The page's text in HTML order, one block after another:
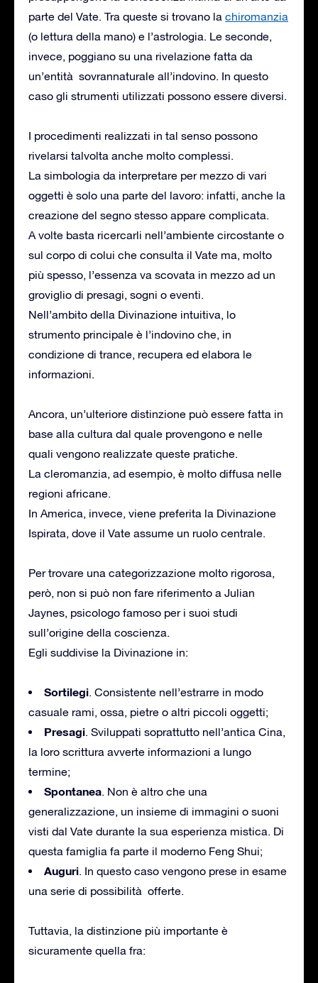
parte del Vate. Tra queste si trovano la chiromanzia
(o lettura della mano) e l’astrologia. Le seconde,
invece, poggiano su una rivelazione fatta da
un’entità sovrannaturale all’indovino. In questo
caso gli strumenti utilizzati possono essere diversi.
I procedimenti realizzati in tal senso possono
rivelarsi talvolta anche molto complessi.
La simbologia da interpretare per mezzo di vari
oggetti è solo una parte del lavoro: infatti, anche la
creazione del segno stesso appare complicata.
A volte basta ricercarli nell’ambiente circostante o
sul corpo di colui che consulta il Vate ma, molto
più spesso, l’essenza va scovata in mezzo ad un
groviglio di presagi, sogni o eventi.
Nell’ambito della Divinazione intuitiva, lo
strumento principale è l’indovino che, in
condizione di trance, recupera ed elabora le
informazioni.
Ancora, un’ulteriore distinzione può essere fatta in
base alla cultura dal quale provengono e nelle
quali vengono realizzate queste pratiche.
La cleromanzia, ad esempio, è molto diffusa nelle
regioni africane.
In America, invece, viene preferita la Divinazione
Ispirata, dove il Vate assume un ruolo centrale.
Per trovare una categorizzazione molto rigorosa,
però, non si può non fare riferimento a Julian
Jaynes, psicologo famoso per i suoi studi
sull’origine della coscienza.
Egli suddivise la Divinazione in:
Sortilegi. Consistente nell’estrarre in modo
casuale rami, ossa, pietre o altri piccoli oggetti;
Presagi. Sviluppati soprattutto nell’antica Cina,
la loro scrittura avverte informazioni a lungo
termine;
Spontanea. Non è altro che una
generalizzazione, un insieme di immagini o suoni
visti dal Vate durante la sua esperienza mistica. Di
questa famiglia fa parte il moderno Feng Shui;
Auguri. In questo caso vengono prese in esame
una serie di possibilità offerte.
Tuttavia, la distinzione più importante è
sicuramente quella fra: